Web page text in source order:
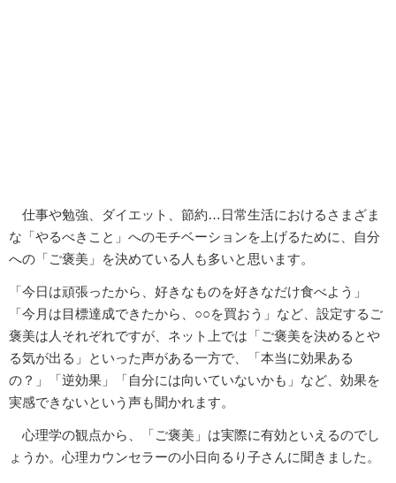
仕事や勉強、ダイエット、節約…日常生活におけるさまざま
な「やるべきこと」へのモチベーションを上げるために、自分
への「ご褒美」を決めている人も多いと思います。
「今日は頑張ったから、好きなものを好きなだけ食べよう」
「今月は目標達成できたから、○○を買おう」など、設定するご
褒美は人それぞれですが、ネット上では「ご褒美を決めるとや
る気が出る」といった声がある一方で、「本当に効果ある
の？」「逆効果」「自分には向いていないかも」など、効果を
実感できないという声も聞かれます。
心理学の観点から、「ご褒美」は実際に有効といえるのでし
ょうか。心理カウンセラーの小日向るり子さんに聞きました。